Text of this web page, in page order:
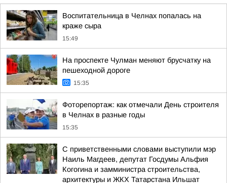
Воспитательница в Челнах попалась на
краже сыра
15:49
На проспекте Чулман меняют брусчатку на
пешеходной дороге
15:35
Фоторепортаж: как отмечали День строителя
в Челнах в разные годы
15:35
С приветственными словами выступили мэр
Наиль Магдеев, депутат Госдумы Альфия
Когогина и замминистра строительства,
архитектуры и ЖКХ Татарстана Ильшат